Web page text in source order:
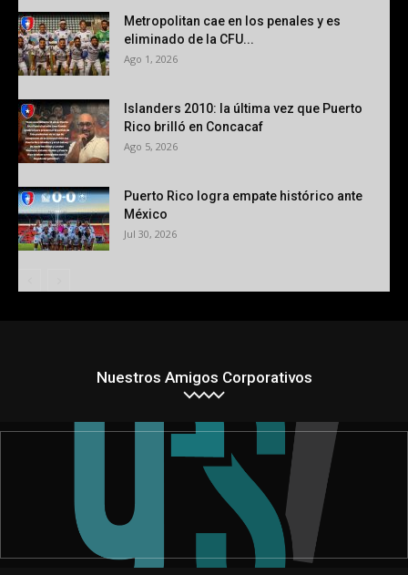
Metropolitan cae en los penales y es
eliminado de la CFU...
Ago 1, 2026
Islanders 2010: la última vez que Puerto
Rico brilló en Concacaf
Ago 5, 2026
Puerto Rico logra empate histórico ante
México
Jul 30, 2026
Nuestros Amigos Corporativos